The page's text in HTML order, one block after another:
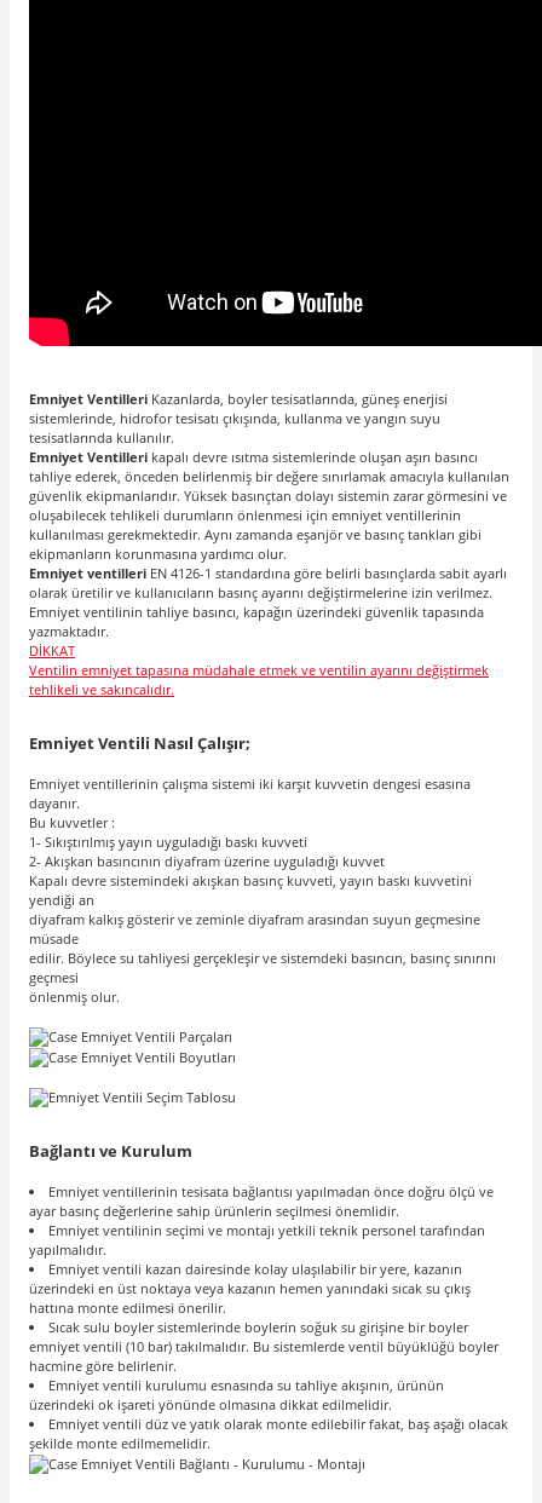
Emniyet Ventilleri Kazanlarda, boyler tesisatlarında, güneş enerjisi
sistemlerinde, hidrofor tesisatı çıkışında, kullanma ve yangın suyu
tesisatlarında kullanılır.
Emniyet Ventilleri kapalı devre ısıtma sistemlerinde oluşan aşırı basıncı
tahliye ederek, önceden belirlenmiş bir değere sınırlamak amacıyla kullanılan
güvenlik ekipmanlarıdır. Yüksek basınçtan dolayı sistemin zarar görmesini ve
oluşabilecek tehlikeli durumların önlenmesi için emniyet ventillerinin
kullanılması gerekmektedir. Aynı zamanda eşanjör ve basınç tankları gibi
ekipmanların korunmasına yardımcı olur.
Emniyet ventilleri EN 4126-1 standardına göre belirli basınçlarda sabit ayarlı
olarak üretilir ve kullanıcıların basınç ayarını değiştirmelerine izin verilmez.
Emniyet ventilinin tahliye basıncı, kapağın üzerindeki güvenlik tapasında
yazmaktadır.
DİKKAT
Ventilin emniyet tapasına müdahale etmek ve ventilin ayarını değiştirmek
tehlikeli ve sakıncalıdır.
Emniyet Ventili Nasıl Çalışır;
Emniyet ventillerinin çalışma sistemi iki karşıt kuvvetin dengesi esasına
dayanır.
Bu kuvvetler :
1- Sıkıştırılmış yayın uyguladığı baskı kuvveti
2- Akışkan basıncının diyafram üzerine uyguladığı kuvvet
Kapalı devre sistemindeki akışkan basınç kuvveti, yayın baskı kuvvetini
yendiği an
diyafram kalkış gösterir ve zeminle diyafram arasından suyun geçmesine
müsade
edilir. Böylece su tahliyesi gerçekleşir ve sistemdeki basıncın, basınç sınırını
geçmesi
önlenmiş olur.
Bağlantı ve Kurulum
Emniyet ventillerinin tesisata bağlantısı yapılmadan önce doğru ölçü ve
ayar basınç değerlerine sahip ürünlerin seçilmesi önemlidir.
Emniyet ventilinin seçimi ve montajı yetkili teknik personel tarafından
yapılmalıdır.
Emniyet ventili kazan dairesinde kolay ulaşılabilir bir yere, kazanın
üzerindeki en üst noktaya veya kazanın hemen yanındaki sıcak su çıkış
hattına monte edilmesi önerilir.
Sıcak sulu boyler sistemlerinde boylerin soğuk su girişine bir boyler
emniyet ventili (10 bar) takılmalıdır. Bu sistemlerde ventil büyüklüğü boyler
hacmine göre belirlenir.
Emniyet ventili kurulumu esnasında su tahliye akışının, ürünün
üzerindeki ok işareti yönünde olmasına dikkat edilmelidir.
Emniyet ventili düz ve yatık olarak monte edilebilir fakat, baş aşağı olacak
şekilde monte edilmemelidir.